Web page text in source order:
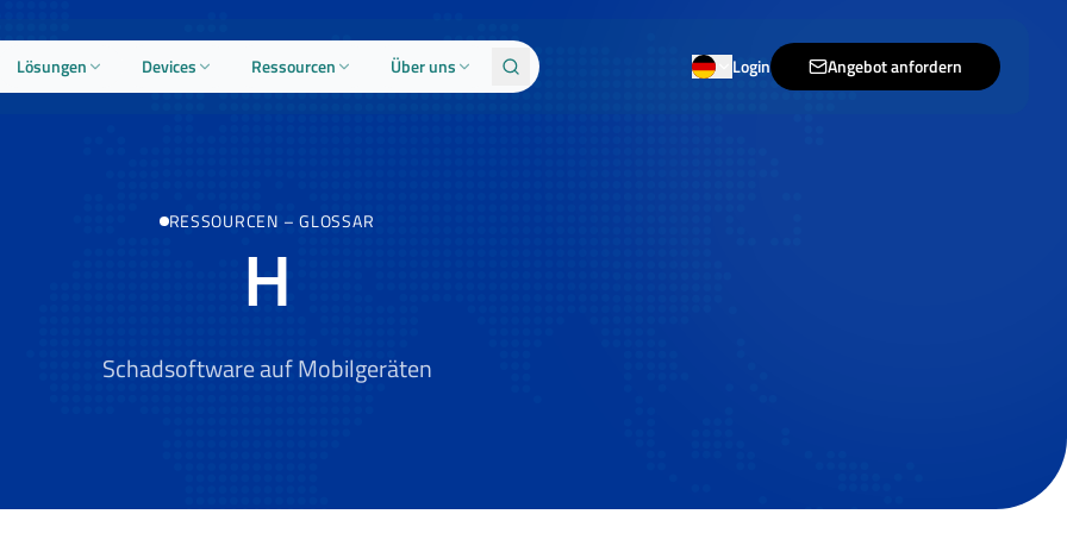
Lösungen Devices Ressourcen Über uns Login Angebot anfordern
RESSOURCEN – GLOSSAR
H
Schadsoftware auf Mobilgeräten